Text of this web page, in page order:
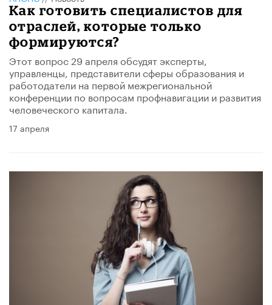
Как готовить специалистов для
отраслей, которые только
формируются?
Этот вопрос 29 апреля обсудят эксперты,
управленцы, представители сферы образования и
работодатели на первой межрегиональной
конференции по вопросам профнавигации и развития
человеческого капитала.
17 апреля